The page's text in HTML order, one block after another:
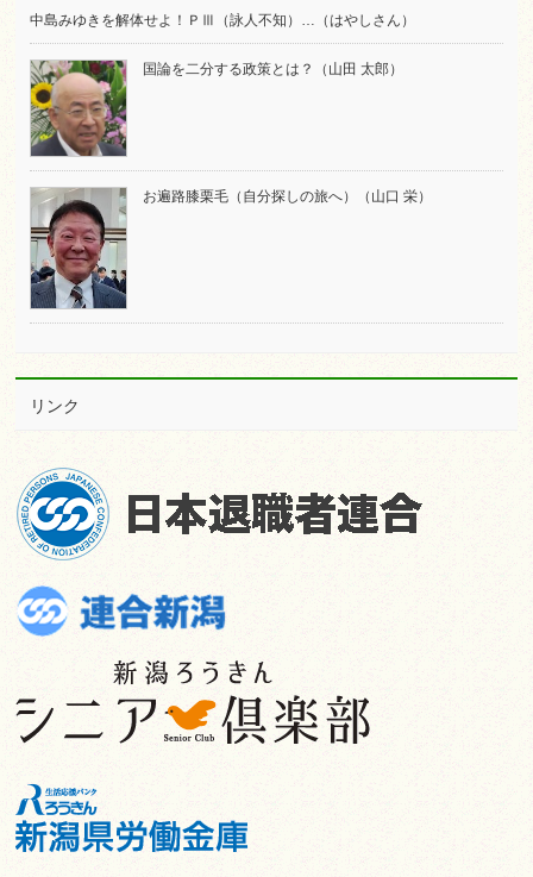
中島みゆきを解体せよ！ＰⅢ（詠人不知）…（はやしさん）
国論を二分する政策とは？（山田 太郎）
お遍路膝栗毛（自分探しの旅へ）（山口 栄）
リンク